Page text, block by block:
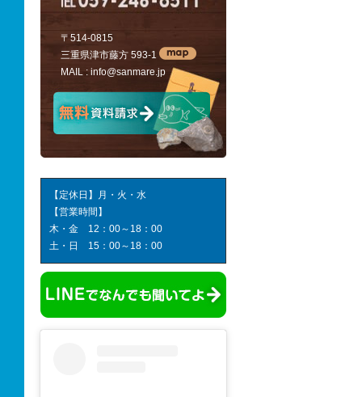
〒514-0815
三重県津市藤方 593-1
MAIL : info@sanmare.jp
【定休日】月・火・水
【営業時間】
木・金 12：00～18：00
土・日 15：00～18：00